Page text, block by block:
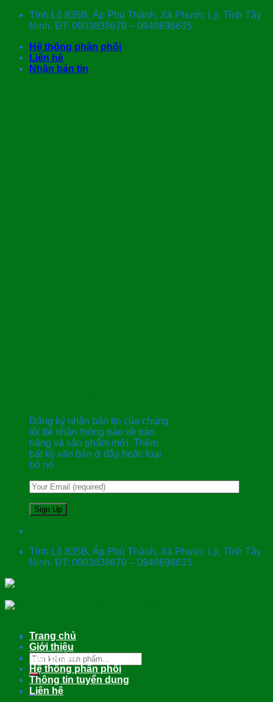
Skip
Tỉnh Lộ 835B, Ấp Phú Thành, Xã Phước Lý, Tỉnh Tây
Ninh. ĐT: 0903838679 – 0949696635
Hệ thống phân phối
Liên hệ
Nhận bản tin
Đăng ký nhận bản tin của chúng
tôi để nhận thông báo về bán
hàng và sản phẩm mới. Thêm
bất kỳ văn bản ở đây hoặc loại
bỏ nó
Tỉnh Lộ 835B, Ấp Phú Thành, Xã Phước Lý, Tỉnh Tây
Ninh. ĐT: 0903838679 – 0949696635
Tìm
kiếm:
0
Trang chủ
Giới thiệu
Sản phẩm
Hệ thống phân phối
Thông tin tuyển dụng
Liên hệ